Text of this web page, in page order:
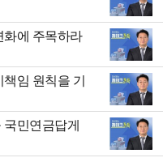
화에 주목하라
임 원칙을 기
민연금답게